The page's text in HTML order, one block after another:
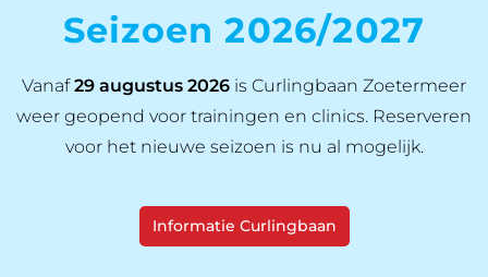
Seizoen 2026/2027
Vanaf29 augustus 2026 is Curlingbaan Zoetermeer
weer geopend voor trainingen en clinics. Reserveren
voor het nieuwe seizoen is nu al mogelijk.
Informatie Curlingbaan